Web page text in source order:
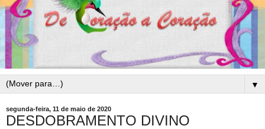
▼
segunda-feira, 11 de maio de 2020
DESDOBRAMENTO DIVINO